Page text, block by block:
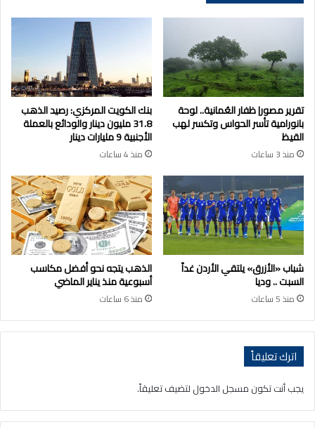
تقرير مصور| ظفار العُمانية.. لوحة
بانورامية تأسر الحواس وتكسر لهب
القيظ
منذ 3 ساعات
بنك الكويت المركزي: رصيد الذهب
31.8 مليون دينار والودائع بالعملة
الأجنبية 9 مليارات دينار
منذ 4 ساعات
شباب «الأزرق» يلتقي الأردن غداً
السبت .. وديا
منذ 5 ساعات
الذهب يتجه نحو أفضل مكاسب
أسبوعية منذ يناير الماضي
منذ 6 ساعات
اترك تعليقاً
يجب أنت تكون مسجل الدخول لتضيف تعليقاً.